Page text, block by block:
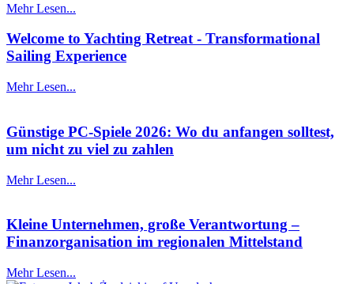
Mehr Lesen...
Welcome to Yachting Retreat - Transformational
Sailing Experience
Mehr Lesen...
Günstige PC-Spiele 2026: Wo du anfangen solltest,
um nicht zu viel zu zahlen
Mehr Lesen...
Kleine Unternehmen, große Verantwortung –
Finanzorganisation im regionalen Mittelstand
Mehr Lesen...